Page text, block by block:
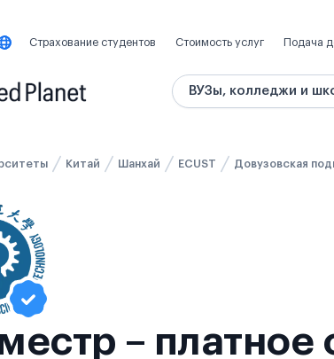
Страхование студентов Стоимость услуг Подача
ВУЗы, колледжи и
Китай Шанхай ECUST Довузовская
–